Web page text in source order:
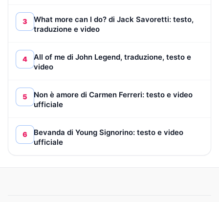
3
What more can I do? di Jack Savoretti: testo,
traduzione e video
4
All of me di John Legend, traduzione, testo e
video
5
Non è amore di Carmen Ferreri: testo e video
ufficiale
6
Bevanda di Young Signorino: testo e video
ufficiale